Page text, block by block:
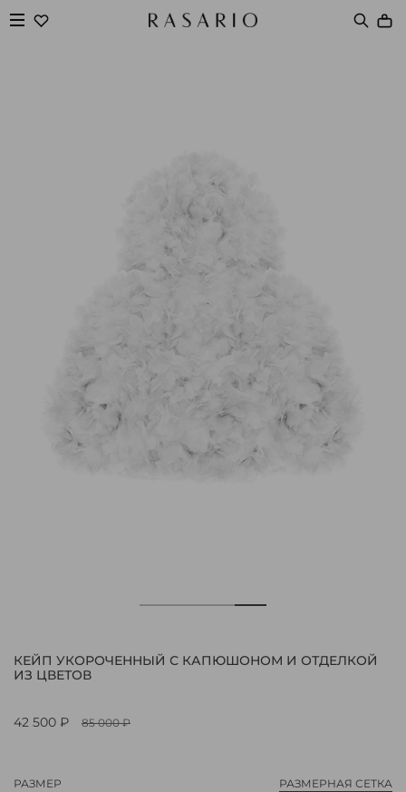
КЕЙП УКОРОЧЕННЫЙ С КАПЮШОНОМ И ОТДЕЛКОЙ
ИЗ ЦВЕТОВ
42 500 ₽ 85 000 ₽
РАЗМЕР РАЗМЕРНАЯ СЕТКА